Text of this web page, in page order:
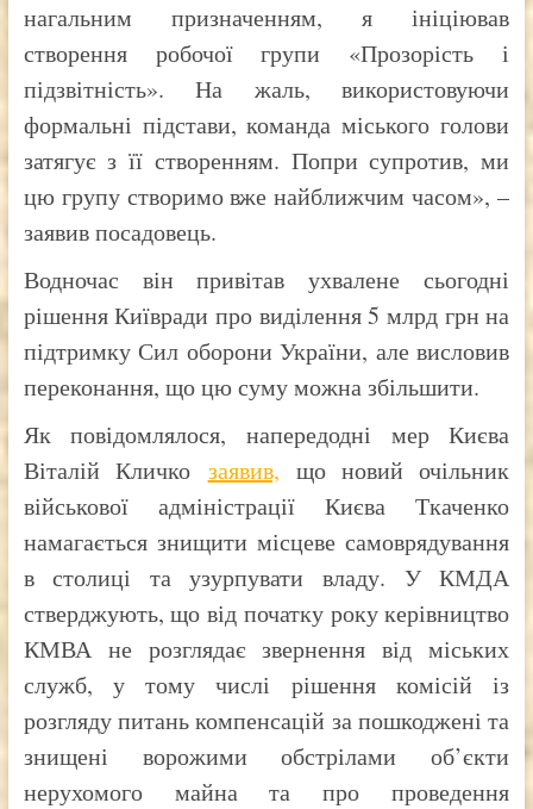
нагальним призначенням, я ініціював
створення робочої групи «Прозорість і
підзвітність». На жаль, використовуючи
формальні підстави, команда міського голови
затягує з її створенням. Попри супротив, ми
цю групу створимо вже найближчим часом», –
заявив посадовець.
Водночас він привітав ухвалене сьогодні
рішення Київради про виділення 5 млрд грн на
підтримку Сил оборони України, але висловив
переконання, що цю суму можна збільшити.
Як повідомлялося, напередодні мер Києва
Віталій Кличко заявив, що новий очільник
військової адміністрації Києва Ткаченко
намагається знищити місцеве самоврядування
в столиці та узурпувати владу. У КМДА
стверджують, що від початку року керівництво
КМВА не розглядає звернення від міських
служб, у тому числі рішення комісій із
розгляду питань компенсацій за пошкоджені та
знищені ворожими обстрілами об’єкти
нерухомого майна та про проведення